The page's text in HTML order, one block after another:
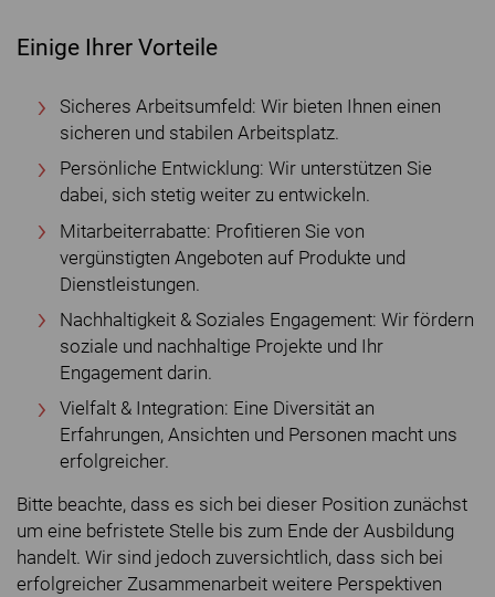
Einige Ihrer Vorteile
Sicheres Arbeitsumfeld: Wir bieten Ihnen einen
sicheren und stabilen Arbeitsplatz.
Persönliche Entwicklung: Wir unterstützen Sie
dabei, sich stetig weiter zu entwickeln.
Mitarbeiterrabatte: Profitieren Sie von
vergünstigten Angeboten auf Produkte und
Dienstleistungen.
Nachhaltigkeit & Soziales Engagement: Wir fördern
soziale und nachhaltige Projekte und Ihr
Engagement darin.
Vielfalt & Integration: Eine Diversität an
Erfahrungen, Ansichten und Personen macht uns
erfolgreicher.
Bitte beachte, dass es sich bei dieser Position zunächst
um eine befristete Stelle bis zum Ende der Ausbildung
handelt. Wir sind jedoch zuversichtlich, dass sich bei
erfolgreicher Zusammenarbeit weitere Perspektiven